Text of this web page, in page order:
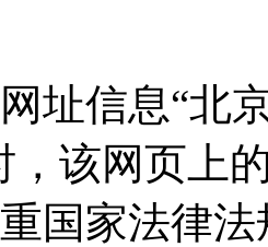
址信息“北
，该网页上
国家法律